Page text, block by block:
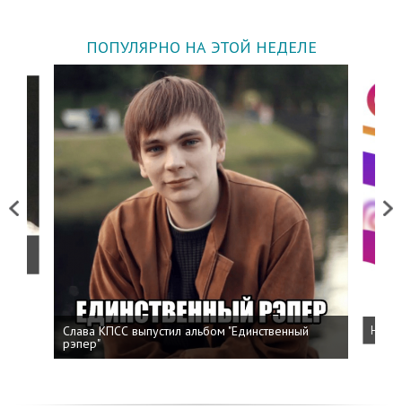
ПОПУЛЯРНО НА ЭТОЙ НЕДЕЛЕ
Previous
Слава КПСС выпустил альбом "Единственный
рэпер"
Next